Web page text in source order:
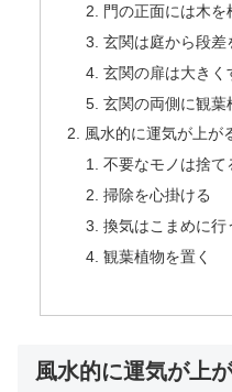
門の正面には木を
玄関は庭から段差
玄関の扉は大きく
玄関の両側に観葉
風水的に運気が上が
不要なモノは捨て
掃除を心掛ける
換気はこまめに行
観葉植物を置く
風水的に運気が上